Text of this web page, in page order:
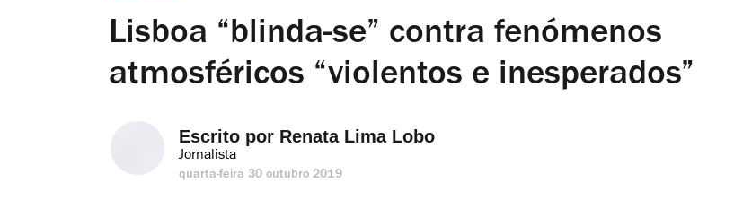
Lisboa “blinda-se” contra fenómenos
atmosféricos “violentos e inesperados”
Escrito por Renata Lima Lobo
Jornalista
quarta-feira 30 outubro 2019